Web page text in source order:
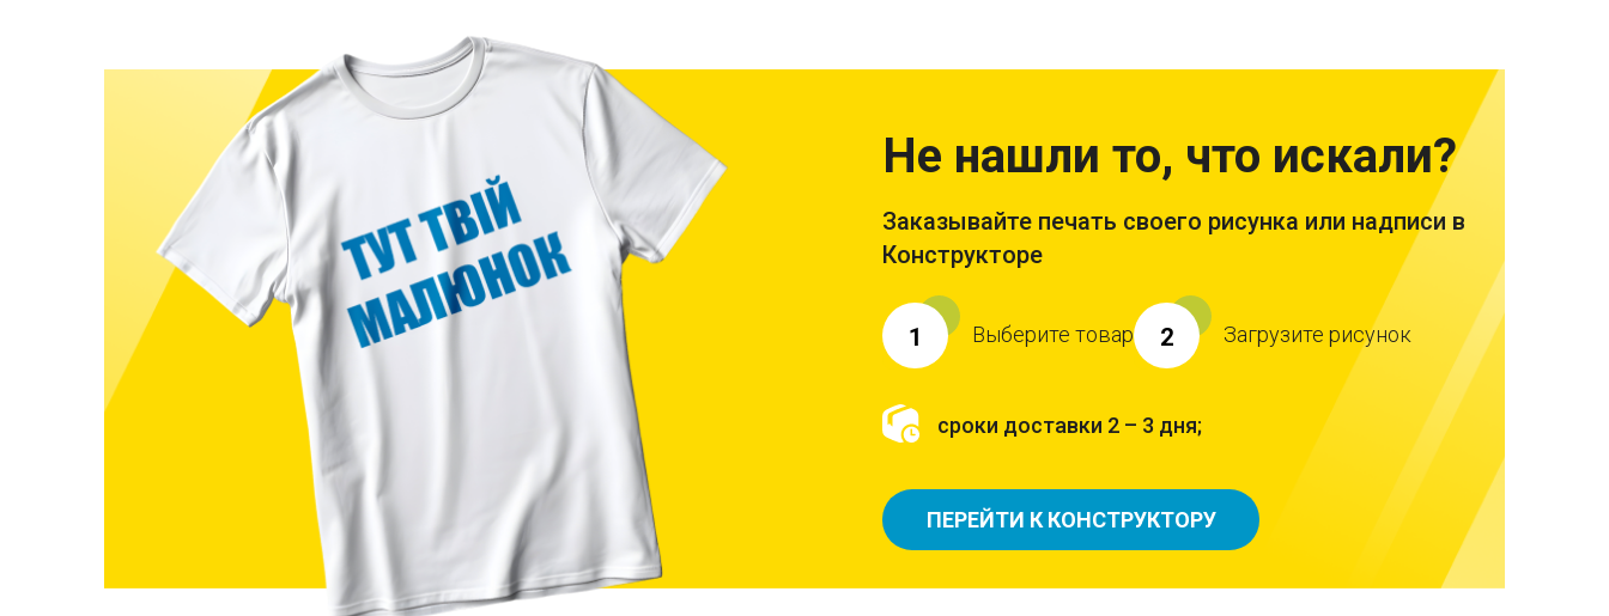
Не нашли то, что искали?
Заказывайте печать своего рисунка или надписи в
Конструкторе
1 Выберите товар 2 Загрузите рисунок
сроки доставки 2 – 3 дня;
ПЕРЕЙТИ К КОНСТРУКТОРУ